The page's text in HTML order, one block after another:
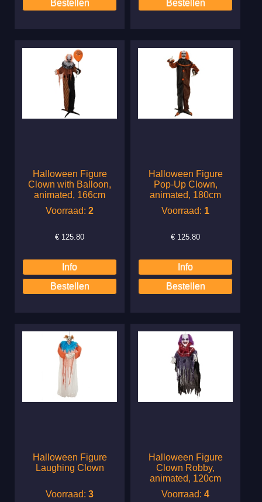
Halloween Figure
Clown with Balloon,
animated, 166cm
Voorraad:2
€ 125.80
Halloween Figure
Pop-Up Clown,
animated, 180cm
Voorraad: 1
€ 125.80
Halloween Figure
Laughing Clown
Voorraad:3
Halloween Figure
Clown Robby,
animated, 120cm
Voorraad:4